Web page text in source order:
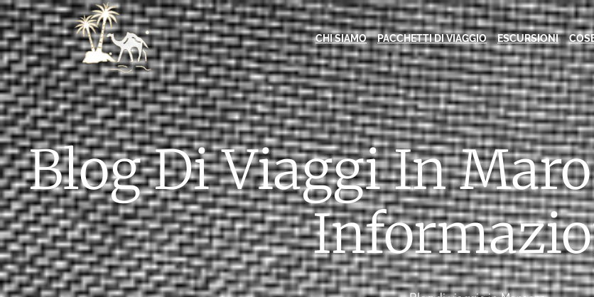
CHI SIAMO PACCHETTI DI VIAGGIO ESCURSIONI
Blog Di Viaggi In